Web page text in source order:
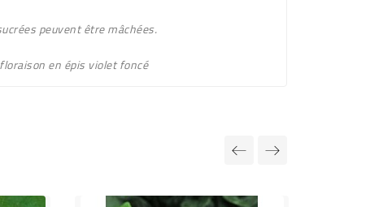
peuvent être mâchées.
en épis violet foncé